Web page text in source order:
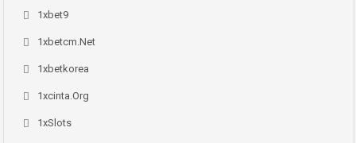
1xbet9
1xbetcm.net
1xbetkorea
1xcinta.org
1xSlots